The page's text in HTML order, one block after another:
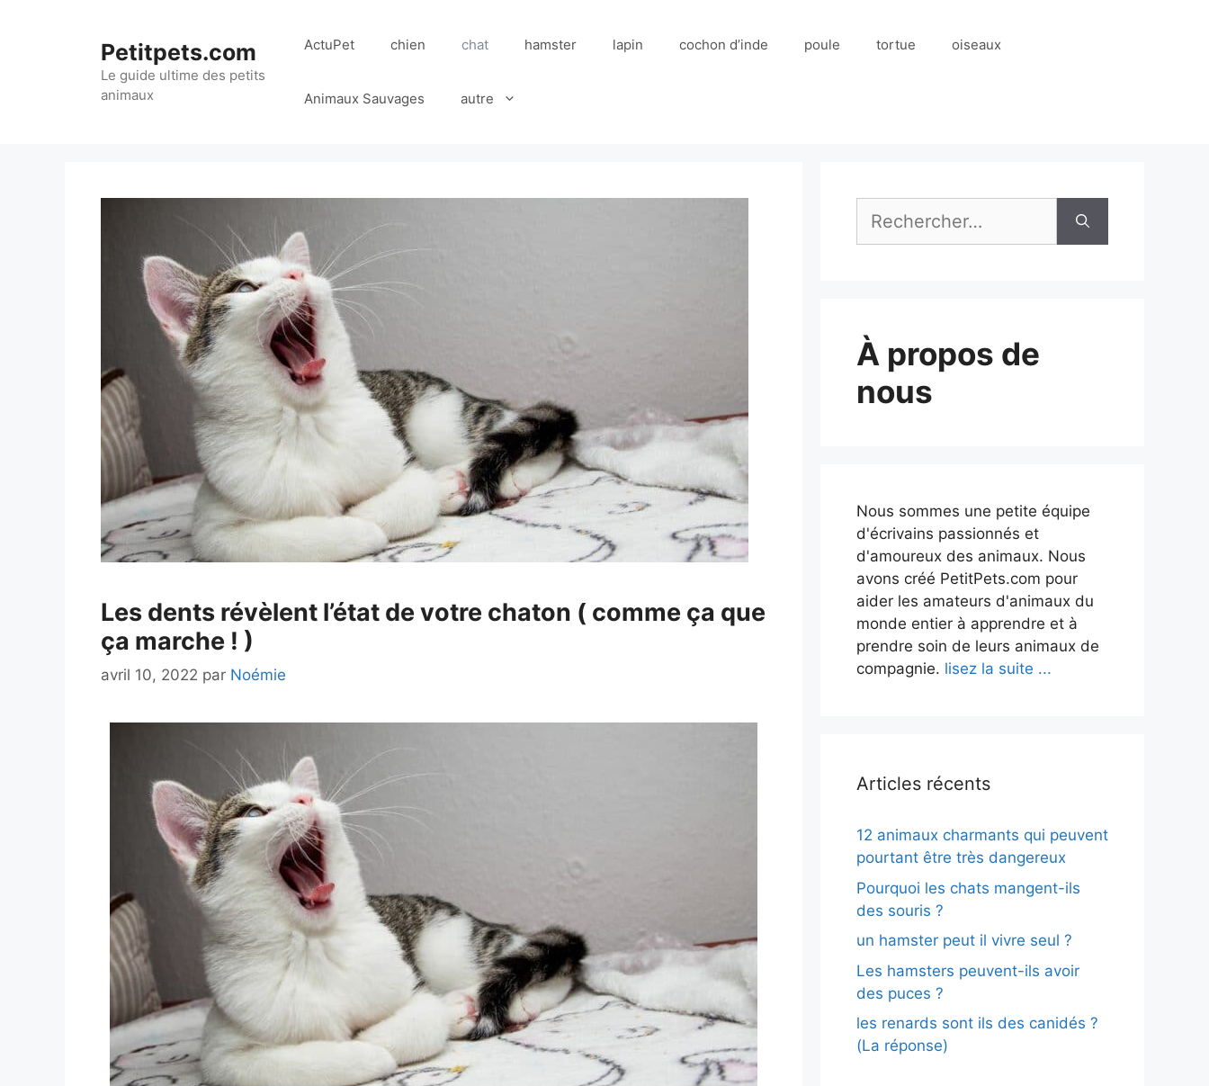
Petitpets.com
Le guide ultime des petits
animaux
ActuPet chien chat hamster lapin cochon d’inde poule tortue oiseaux
Animaux Sauvages autre
Les dents révèlent l’état de votre chaton ( comme ça que
ça marche ! )
avril 10, 2022 par Noémie
À propos de
nous
Nous sommes une petite équipe
d'écrivains passionnés et
d'amoureux des animaux. Nous
avons créé PetitPets.com pour
aider les amateurs d'animaux du
monde entier à apprendre et à
prendre soin de leurs animaux de
compagnie. lisez la suite ...
Articles récents
12 animaux charmants qui peuvent
pourtant être très dangereux
Pourquoi les chats mangent-ils
des souris ?
un hamster peut il vivre seul ?
Les hamsters peuvent-ils avoir
des puces ?
les renards sont ils des canidés ?
(La réponse)